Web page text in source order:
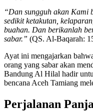
“Dan sungguh akan Kami
sedikit ketakutan,
buahan. Dan berikanlah
sabar.” (QS. Al-Baqarah:
Ayat ini mengajarkan
orang yang sabar akan
Bandung Al Hilal hadir
bencana Aceh Tamiang
Perjalanan